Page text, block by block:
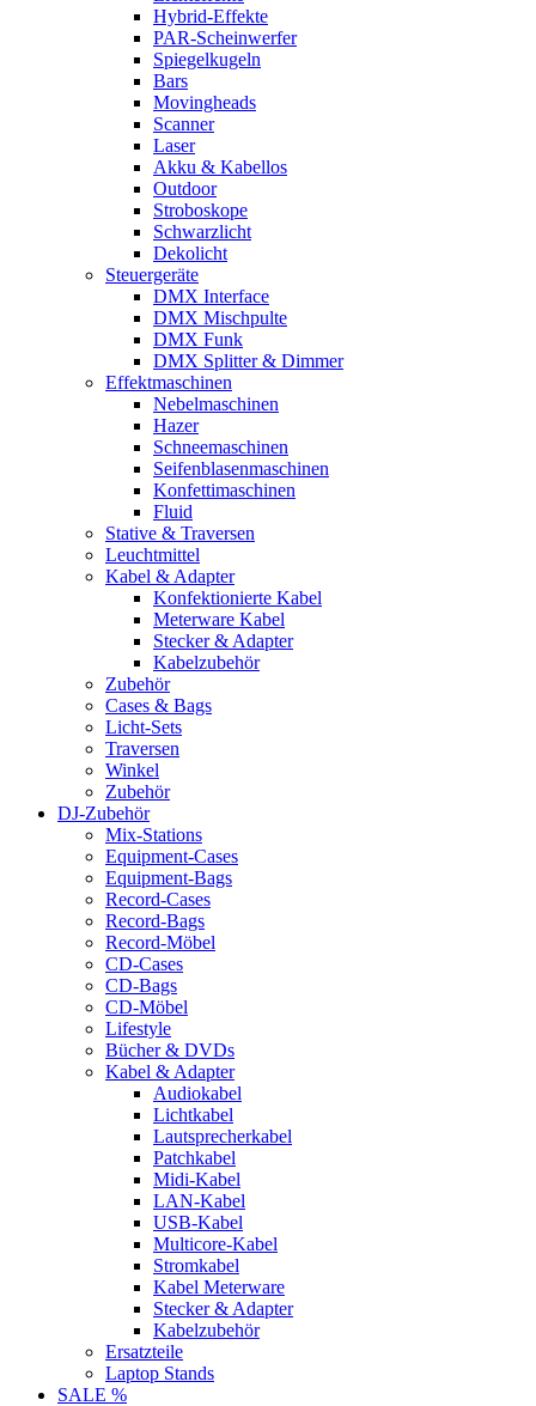
Hybrid-Effekte
PAR-Scheinwerfer
Spiegelkugeln
Bars
Movingheads
Scanner
Laser
Akku & Kabellos
Outdoor
Stroboskope
Schwarzlicht
Dekolicht
Steuergeräte
DMX Interface
DMX Mischpulte
DMX Funk
DMX Splitter & Dimmer
Effektmaschinen
Nebelmaschinen
Hazer
Schneemaschinen
Seifenblasenmaschinen
Konfettimaschinen
Fluid
Stative & Traversen
Leuchtmittel
Kabel & Adapter
Konfektionierte Kabel
Meterware Kabel
Stecker & Adapter
Kabelzubehör
Zubehör
Cases & Bags
Licht-Sets
Traversen
Winkel
Zubehör
DJ-Zubehör
Mix-Stations
Equipment-Cases
Equipment-Bags
Record-Cases
Record-Bags
Record-Möbel
CD-Cases
CD-Bags
CD-Möbel
Lifestyle
Bücher & DVDs
Kabel & Adapter
Audiokabel
Lichtkabel
Lautsprecherkabel
Patchkabel
Midi-Kabel
LAN-Kabel
USB-Kabel
Multicore-Kabel
Stromkabel
Kabel Meterware
Stecker & Adapter
Kabelzubehör
Ersatzteile
Laptop Stands
SALE %